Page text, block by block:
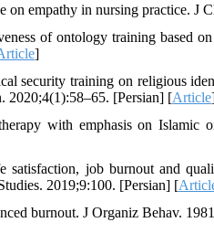
on empathy in nursing practice. J
of ontology training based
]
security training on religious
2020;4(1):58–65. [Persian] [Article
with emphasis on Islamic
job burnout and
2019;9:100. [Persian] [
burnout. J Organiz Behav.